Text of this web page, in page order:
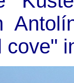
cove"